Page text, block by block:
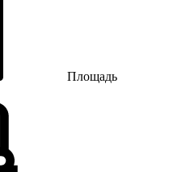
Площадь